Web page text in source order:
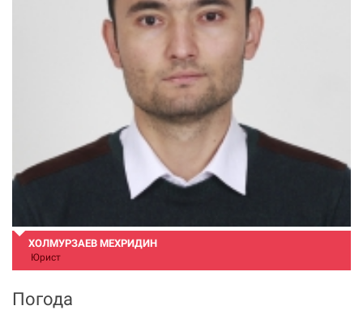
ХОЛМУРЗАЕВ МЕХРИДИН
Юрист
Погода